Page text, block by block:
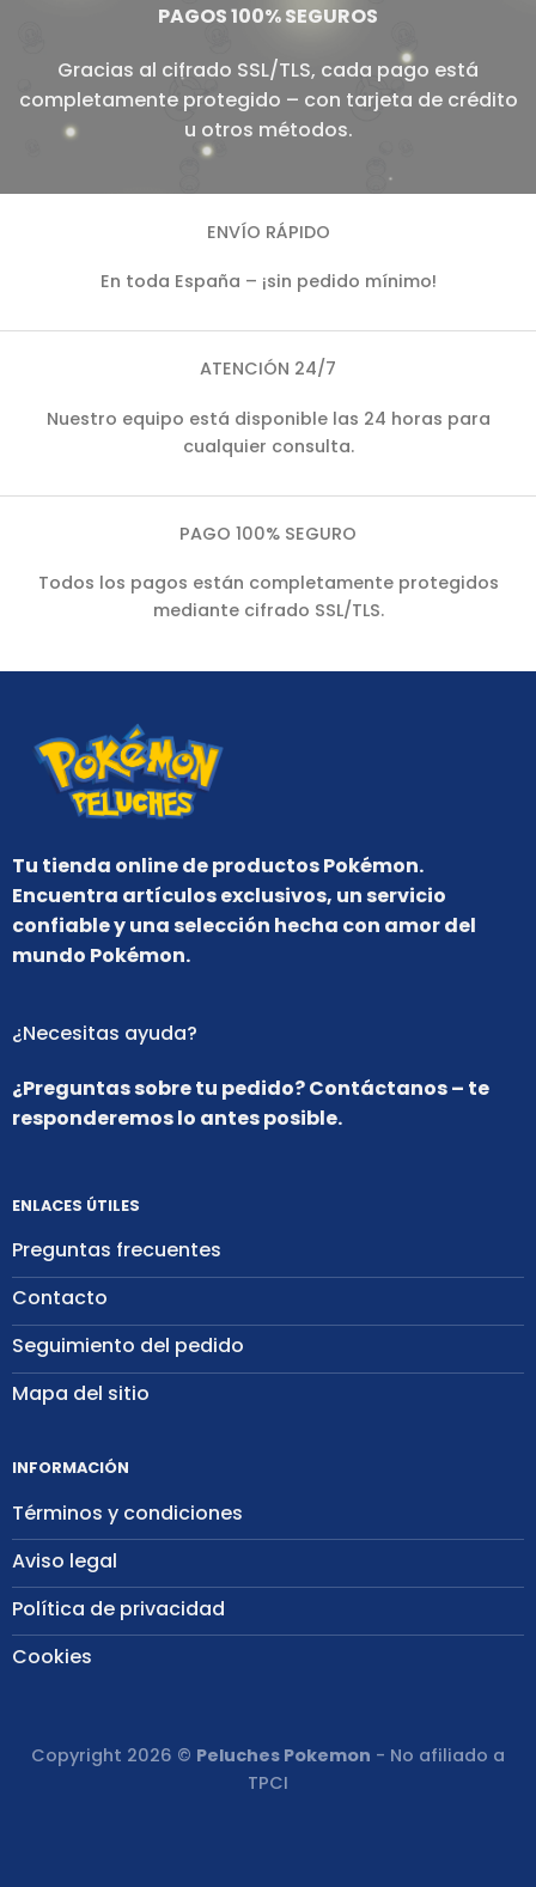
PAGOS 100% SEGUROS
Gracias al cifrado SSL/TLS, cada pago está
completamente protegido – con tarjeta de crédito
u otros métodos.
ENVÍO RÁPIDO
En toda España – ¡sin pedido mínimo!
ATENCIÓN 24/7
Nuestro equipo está disponible las 24 horas para
cualquier consulta.
PAGO 100% SEGURO
Todos los pagos están completamente protegidos
mediante cifrado SSL/TLS.
Tu tienda online de productos Pokémon.
Encuentra artículos exclusivos, un servicio
confiable y una selección hecha con amor del
mundo Pokémon.
ENLACES ÚTILES
Preguntas frecuentes
Contacto
Seguimiento del pedido
Mapa del sitio
INFORMACIÓN
Términos y condiciones
Aviso legal
Política de privacidad
Cookies
¿Necesitas ayuda?
¿Preguntas sobre tu pedido? Contáctanos – te
responderemos lo antes posible.
Copyright 2026 © Peluches Pokemon - No afiliado a
TPCI